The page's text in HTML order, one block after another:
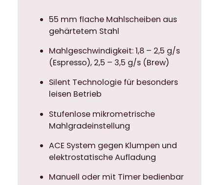
55 mm flache Mahlscheiben aus
gehärtetem Stahl
Mahlgeschwindigkeit: 1,8 – 2,5 g/s
(Espresso), 2,5 – 3,5 g/s (Brew)
Silent Technologie für besonders
leisen Betrieb
Stufenlose mikrometrische
Mahlgradeinstellung
ACE System gegen Klumpen und
elektrostatische Aufladung
Manuell oder mit Timer bedienbar